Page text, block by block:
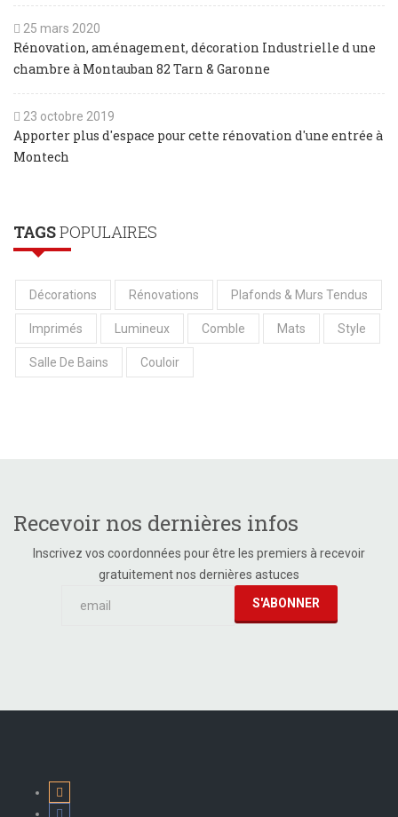
25 mars 2020
Rénovation, aménagement, décoration Industrielle d une
chambre à Montauban 82 Tarn & Garonne
23 octobre 2019
Apporter plus d'espace pour cette rénovation d'une entrée à
Montech
TAGSPOPULAIRES
Décorations Rénovations Plafonds & Murs Tendus
Imprimés Lumineux Comble Mats Style
Salle De Bains Couloir
Recevoir nos dernières infos
Inscrivez vos coordonnées pour être les premiers à recevoir
gratuitement nos dernières astuces